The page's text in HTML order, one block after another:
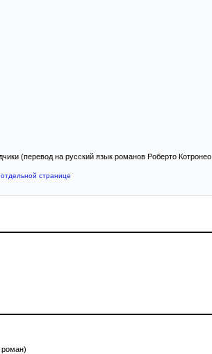
(перевод на русский язык романов Роберто Котронео
странице
роман)